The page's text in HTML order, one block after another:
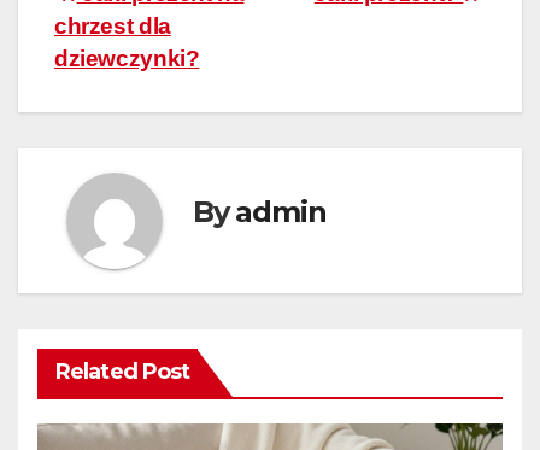
wpisu
chrzest dla
dziewczynki?
Byadmin
Related Post